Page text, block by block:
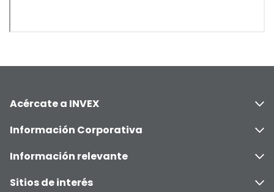
Acércate a INVEX
Información Corporativa
Información relevante
Sitios de interés